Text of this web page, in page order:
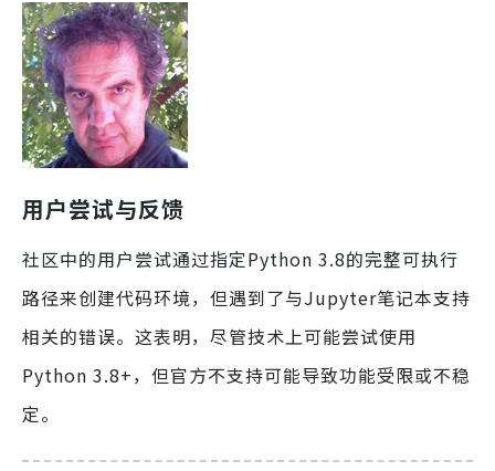
用户尝试与反馈
社区中的用户尝试通过指定Python 3.8的完整可执行
路径来创建代码环境，但遇到了与Jupyter笔记本支持
相关的错误。这表明，尽管技术上可能尝试使用
Python 3.8+，但官方不支持可能导致功能受限或不稳
定。